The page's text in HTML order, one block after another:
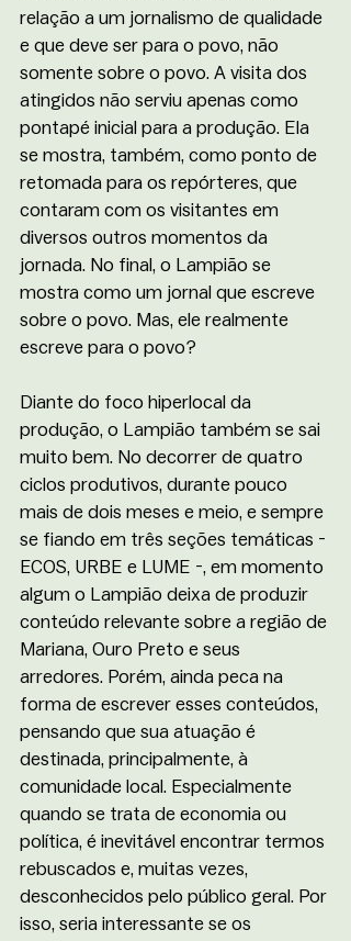
relação a um jornalismo de qualidade
e que deve ser para o povo, não
somente sobre o povo. A visita dos
atingidos não serviu apenas como
pontapé inicial para a produção. Ela
se mostra, também, como ponto de
retomada para os repórteres, que
contaram com os visitantes em
diversos outros momentos da
jornada. No final, o Lampião se
mostra como um jornal que escreve
sobre o povo. Mas, ele realmente
escreve para o povo?
Diante do foco hiperlocal da
produção, o Lampião também se sai
muito bem. No decorrer de quatro
ciclos produtivos, durante pouco
mais de dois meses e meio, e sempre
se fiando em três seções temáticas -
ECOS, URBE e LUME -, em momento
algum o Lampião deixa de produzir
conteúdo relevante sobre a região de
Mariana, Ouro Preto e seus
arredores. Porém, ainda peca na
forma de escrever esses conteúdos,
pensando que sua atuação é
destinada, principalmente, à
comunidade local. Especialmente
quando se trata de economia ou
política, é inevitável encontrar termos
rebuscados e, muitas vezes,
desconhecidos pelo público geral. Por
isso, seria interessante se os